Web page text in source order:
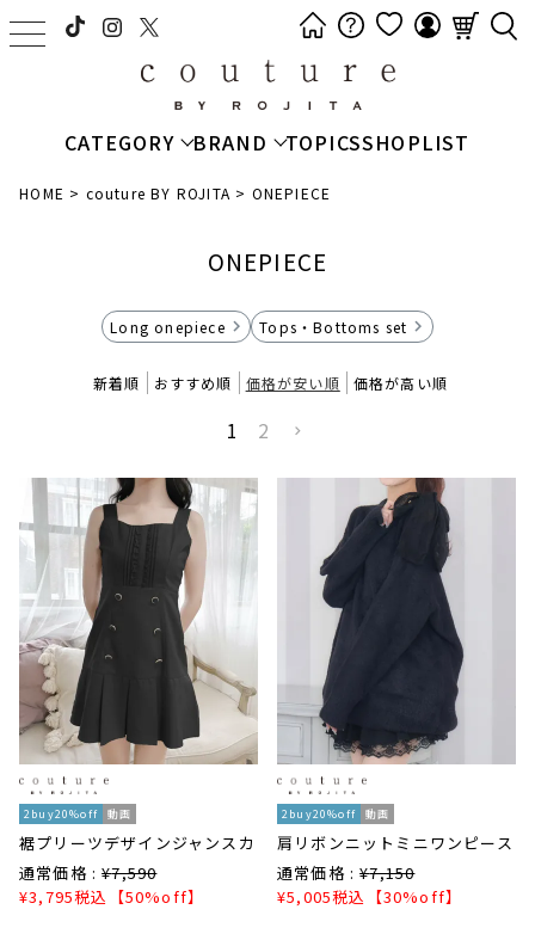
t
e
n
CATEGORY BRAND TOPICSSHOPLIST
HOME couture BY ROJITA ONEPIECE
ONEPIECE
Long onepiece Tops・Bottoms set
新着順 おすすめ順 価格が安い順 価格が高い順
1 2
2buy20%off 動画
裾プリーツデザインジャンスカ
通常価格 : ¥7,590
¥3,795税込 【50%off】
2buy20%off 動画
肩リボンニットミニワンピース
通常価格 : ¥7,150
¥5,005税込 【30%off】